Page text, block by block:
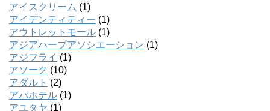
アイスクリーム (1)
アイデンティティー (1)
アウトレットモール (1)
アジアハーブアソシエーション (1)
アジフライ (1)
アソーク (10)
アダルト (2)
アパホテル (1)
アユタヤ (1)